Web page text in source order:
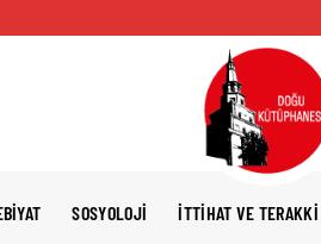
SOSYOLOJI İTTIHAT VE TERAKKI